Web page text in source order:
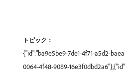
トピック：
{"id":"ba9e5be9-7de1-4f71-a5d2-
0064-4f48-9089-